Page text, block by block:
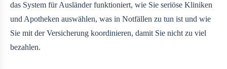
das System für Ausländer funktioniert, wie Sie seriöse Kliniken
und Apotheken auswählen, was in Notfällen zu tun ist und wie
Sie mit der Versicherung koordinieren, damit Sie nicht zu viel
bezahlen.